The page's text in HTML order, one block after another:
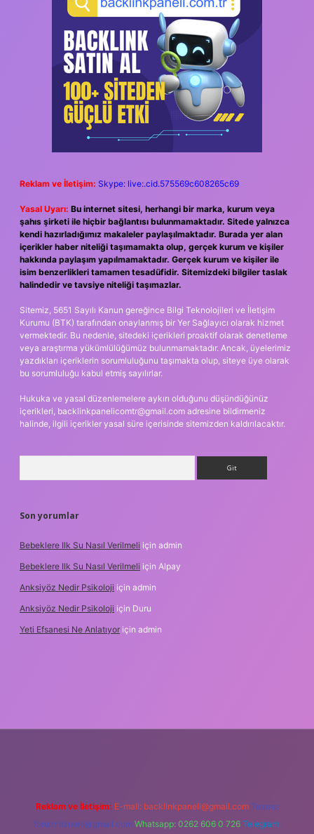
Reklam ve İletişim: Skype: live:.cid.575569c608265c69
Yasal Uyarı: Bu internet sitesi, herhangi bir marka, kurum veya
şahıs şirketi ile hiçbir bağlantısı bulunmamaktadır. Sitede yalnızca
kendi hazırladığımız makaleler paylaşılmaktadır. Burada yer alan
içerikler haber niteliği taşımamakta olup, gerçek kurum ve kişiler
hakkında paylaşım yapılmamaktadır. Gerçek kurum ve kişiler ile
isim benzerlikleri tamamen tesadüfidir. Sitemizdeki bilgiler taslak
halindedir ve tavsiye niteliği taşımazlar.
Sitemiz, 5651 Sayılı Kanun gereğince Bilgi Teknolojileri ve İletişim
Kurumu (BTK) tarafından onaylanmış bir Yer Sağlayıcı olarak hizmet
vermektedir. Bu nedenle, sitedeki içerikleri proaktif olarak denetleme
veya araştırma yükümlülüğümüz bulunmamaktadır. Ancak, üyelerimiz
yazdıkları içeriklerin sorumluluğunu taşımakta olup, siteye üye olarak
bu sorumluluğu kabul etmiş sayılırlar.
Hukuka ve yasal düzenlemelere aykırı olduğunu düşündüğünüz
içerikleri, backlinkpanelicomtr@gmail.com adresine bildirmeniz
halinde, ilgili içerikler yasal süre içerisinde sitemizden kaldırılacaktır.
Son yorumlar
Bebeklere Ilk Su Nasıl Verilmeli için admin
Bebeklere Ilk Su Nasıl Verilmeli için Alpay
Anksiyöz Nedir Psikoloji için admin
Anksiyöz Nedir Psikoloji için Duru
Yeti Efsanesi Ne Anlatıyor için admin
Reklam ve İletişim: E-mail: backlinkpaneli@gmail.com Teams:
forumhizmeti@gmail.com Whatsapp: 0262 606 0 726 Telegram: